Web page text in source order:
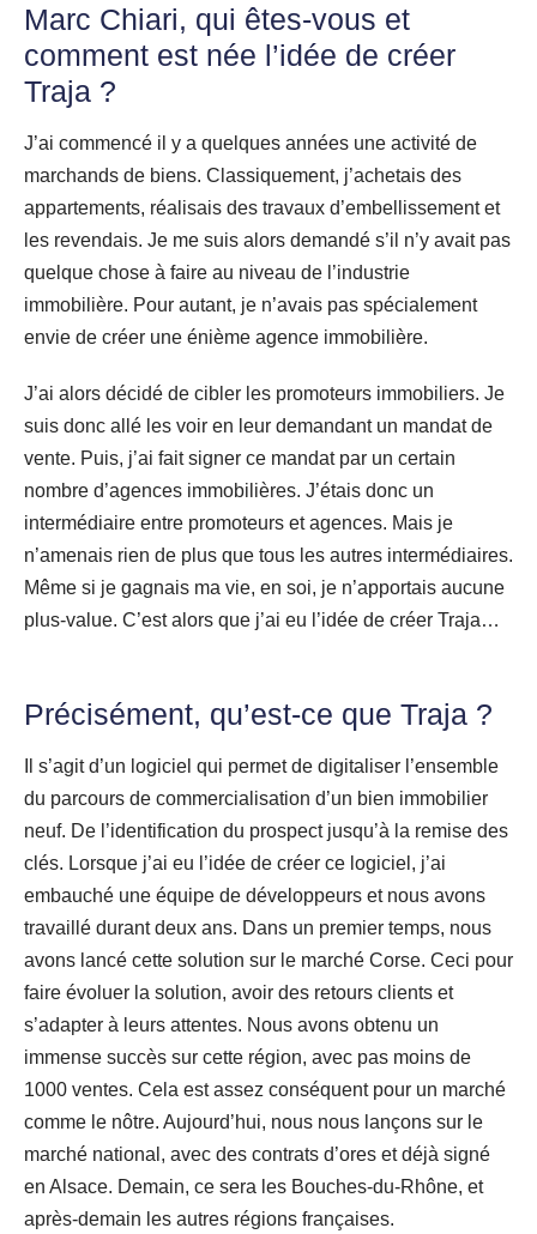
Marc Chiari, qui êtes-vous et
comment est née l’idée de créer
Traja ?
J’ai commencé il y a quelques années une activité de
marchands de biens. Classiquement, j’achetais des
appartements, réalisais des travaux d’embellissement et
les revendais. Je me suis alors demandé s’il n’y avait pas
quelque chose à faire au niveau de l’industrie
immobilière. Pour autant, je n’avais pas spécialement
envie de créer une énième agence immobilière.
J’ai alors décidé de cibler les promoteurs immobiliers. Je
suis donc allé les voir en leur demandant un mandat de
vente. Puis, j’ai fait signer ce mandat par un certain
nombre d’agences immobilières. J’étais donc un
intermédiaire entre promoteurs et agences. Mais je
n’amenais rien de plus que tous les autres intermédiaires.
Même si je gagnais ma vie, en soi, je n’apportais aucune
plus-value. C’est alors que j’ai eu l’idée de créer Traja…
Précisément, qu’est-ce que Traja ?
Il s’agit d’un logiciel qui permet de digitaliser l’ensemble
du parcours de commercialisation d’un bien immobilier
neuf. De l’identification du prospect jusqu’à la remise des
clés. Lorsque j’ai eu l’idée de créer ce logiciel, j’ai
embauché une équipe de développeurs et nous avons
travaillé durant deux ans. Dans un premier temps, nous
avons lancé cette solution sur le marché Corse. Ceci pour
faire évoluer la solution, avoir des retours clients et
s’adapter à leurs attentes. Nous avons obtenu un
immense succès sur cette région, avec pas moins de
1000 ventes. Cela est assez conséquent pour un marché
comme le nôtre. Aujourd’hui, nous nous lançons sur le
marché national, avec des contrats d’ores et déjà signé
en Alsace. Demain, ce sera les Bouches-du-Rhône, et
après-demain les autres régions françaises.